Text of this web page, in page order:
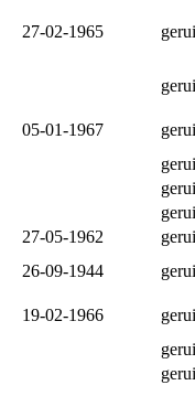
27-02-1965
05-01-1967
27-05-1962
26-09-1944
19-02-1966